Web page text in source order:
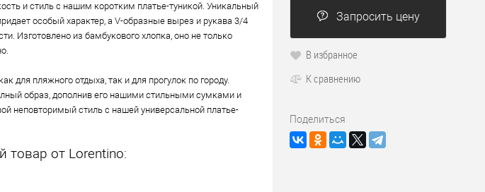
и стиль с нашим коротким платье-туникой. Уникальный
особый характер, а V-образные вырез и рукава 3/4
Изготовлено из бамбукового хлопка, оно не только
для пляжного отдыха, так и для прогулок по городу.
образ, дополнив его нашими стильными сумками и
неповторимый стиль с нашей универсальной платье-
товар от Lorentino:
Запросить цену
В избранное
К сравнению
Поделиться